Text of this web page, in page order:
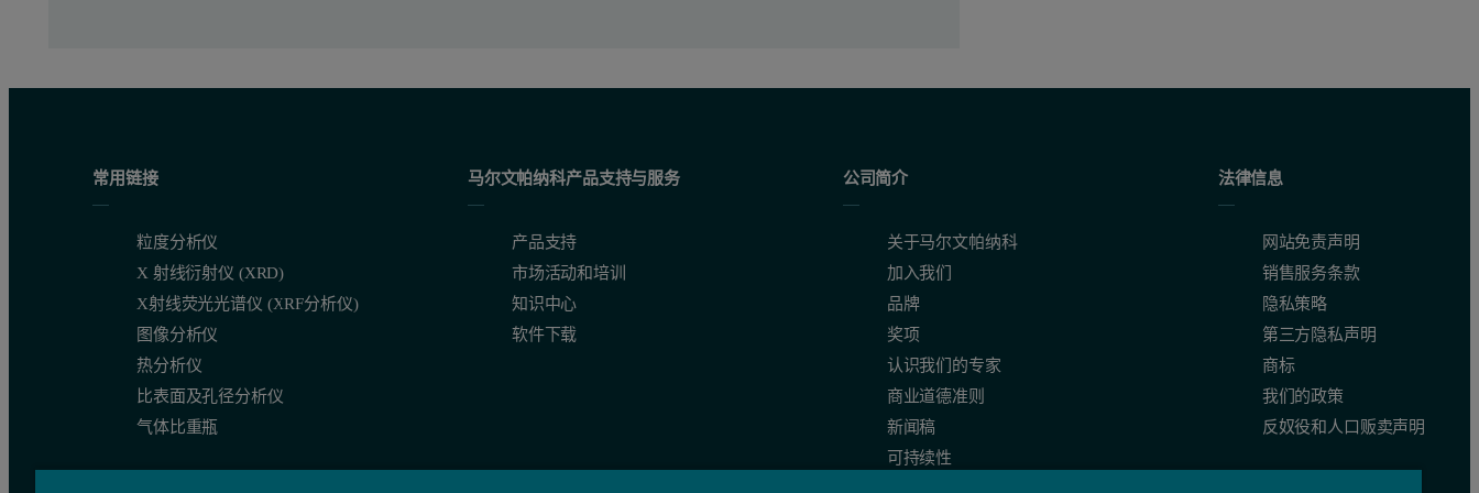
常用链接
粒度分析仪
X 射线衍射仪 (XRD)
X射线荧光光谱仪 (XRF分析仪)
图像分析仪
热分析仪
比表面及孔径分析仪
气体比重瓶
马尔文帕纳科产品支持与服务
产品支持
市场活动和培训
知识中心
软件下载
公司简介
关于马尔文帕纳科
加入我们
品牌
奖项
认识我们的专家
商业道德准则
新闻稿
可持续性
法律信息
网站免责声明
销售服务条款
隐私策略
第三方隐私声明
商标
我们的政策
反奴役和人口贩卖声明